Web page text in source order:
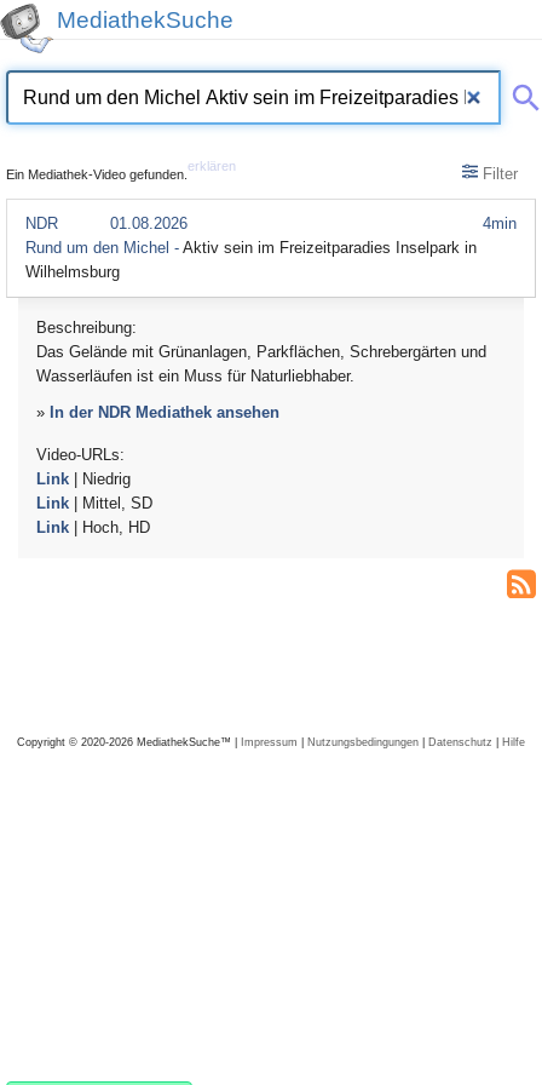
MediathekSuche
Ein Mediathek-Video gefunden.
erklären Filter
4min
NDR
01.08.2026
Rund um den Michel - Aktiv sein im Freizeitparadies Inselpark in
Wilhelmsburg
Beschreibung:
Das Gelände mit Grünanlagen, Parkflächen, Schrebergärten und
Wasserläufen ist ein Muss für Naturliebhaber.
» In der NDR Mediathek ansehen
Video-URLs:
Link | Niedrig
Link | Mittel, SD
Link | Hoch, HD
Copyright © 2020-2026 MediathekSuche™ | Impressum | Nutzungsbedingungen | Datenschutz | Hilfe